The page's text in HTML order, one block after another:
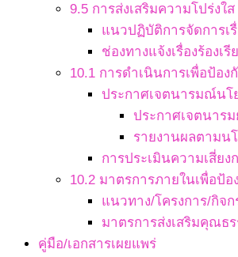
9.5 การส่งเสริมความโปร่งใส
แนวปฏิบัติการจัดการเ
ช่องทางแจ้งเรื่องร้อง
10.1 การดำเนินการเพื่อป้อง
ประกาศเจตนารมณ์นโ
ประกาศเจตนาร
รายงานผลตามน
การประเมินความเสี่ย
10.2 มาตรการภายในเพื่อป้อ
แนวทาง/โครงการ/กิจ
มาตรการส่งเสริมคุณธ
คู่มือ/เอกสารเผยแพร่